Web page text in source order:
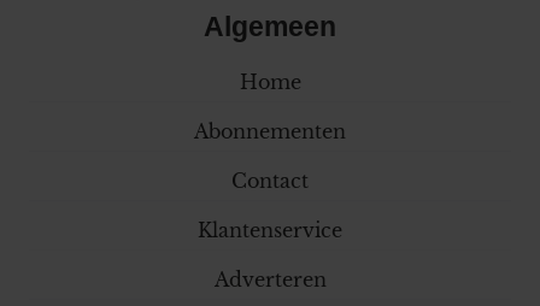
Algemeen
Home
Abonnementen
Contact
Klantenservice
Adverteren